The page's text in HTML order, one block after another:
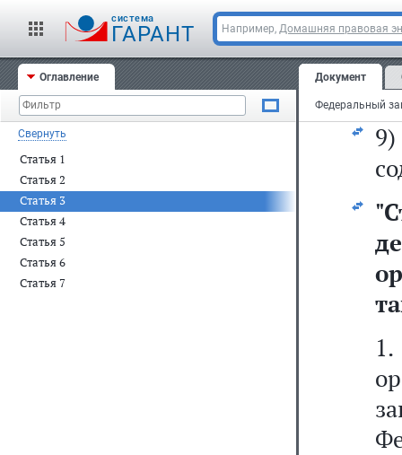
cистема
ГАРАНТ Например, Домашняя правовая
Оглавление
Свернуть
Статья 1
Статья 2
Статья 3
Статья 4
Статья 5
Статья 6
Статья 7
Документ
"